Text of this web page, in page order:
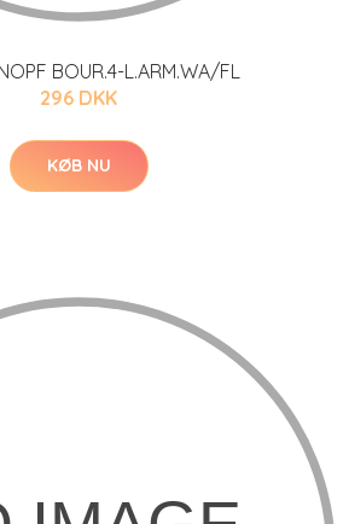
BOUR.4-L.ARM.WA/FL
296 DKK
KØB NU